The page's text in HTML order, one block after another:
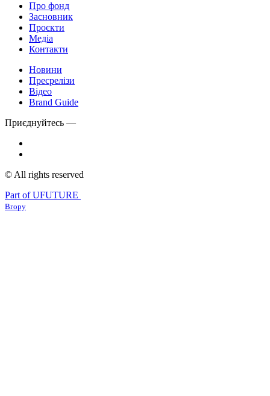
Про фонд
Засновник
Проєкти
Медіа
Контакти
Новини
Пресрелізи
Відео
Brand Guide
Приєднуйтесь —
© All rights reserved
Part of UFUTURE
Вгору